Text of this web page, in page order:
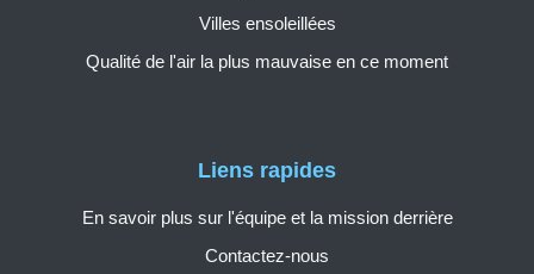
Liens rapides
En savoir plus sur l'équipe et la mission derrière
Contactez-nous
Villes ensoleillées
Qualité de l'air la plus mauvaise en ce moment